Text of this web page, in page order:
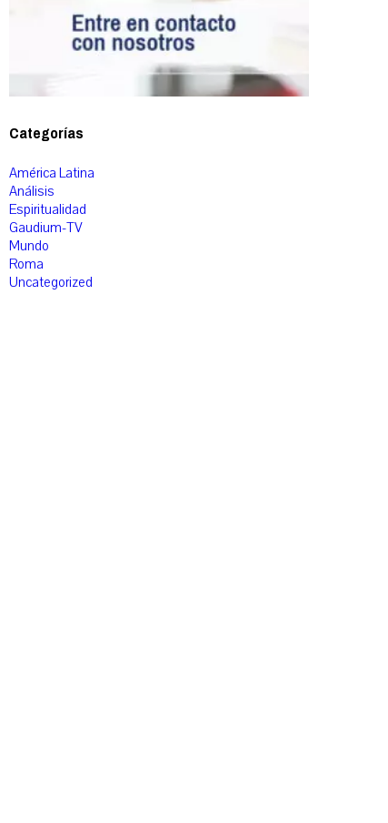
Categorías
América Latina
Análisis
Espiritualidad
Gaudium-TV
Mundo
Roma
Uncategorized